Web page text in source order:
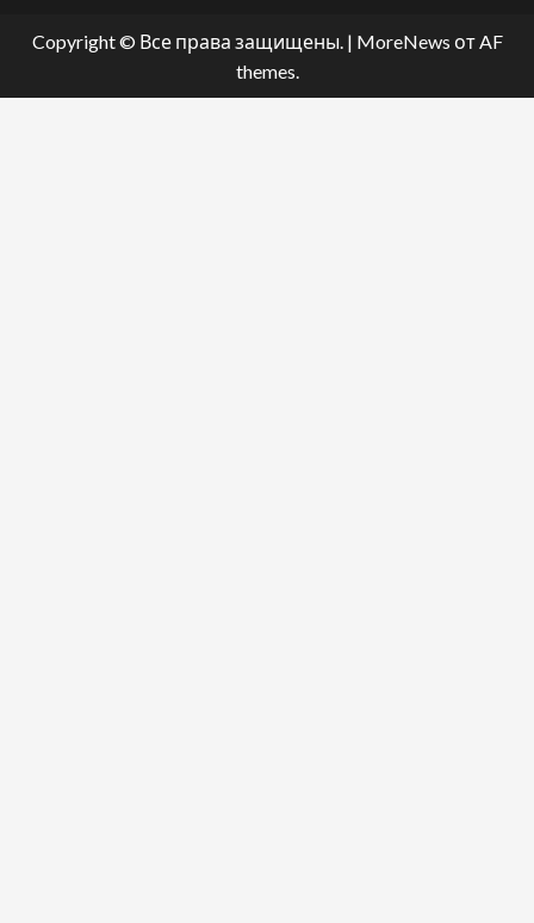
Copyright © Все права защищены. | MoreNews от AF
themes.